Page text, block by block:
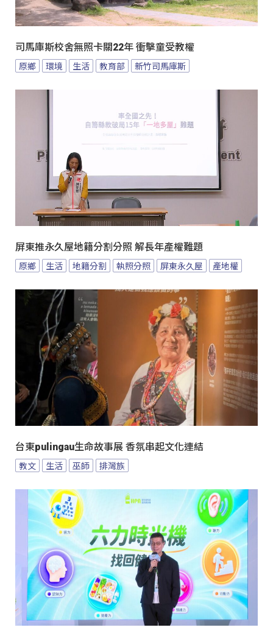
司馬庫斯校舍無照卡關22年 衝擊童受教權
原鄉 環境 生活 教育部 新竹司馬庫斯
屏東推永久屋地籍分割分照 解長年產權難題
原鄉 生活 地籍分割 執照分照 屏東永久屋 產地權
台東pulingau生命故事展 香氛串起文化連結
教文 生活 巫師 排灣族